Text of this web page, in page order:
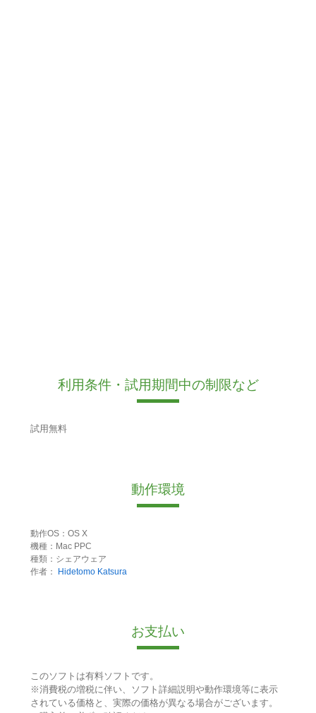
利用条件・試用期間中の制限など
試用無料
動作環境
動作OS：OS X
機種：Mac PPC
種類：シェアウェア
作者：
Hidetomo Katsura
お支払い
このソフトは有料ソフトです。
※消費税の増税に伴い、ソフト詳細説明や動作環境等に表示
されている価格と、実際の価格が異なる場合がございます。